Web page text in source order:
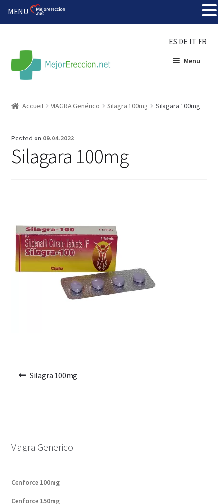
ES DE IT FR
Menu
Organiser une fête
Solution bon marché
Faire la fête
Comment choisir?
Base de données de produits
Vérifiez le statut de votre Commande
Panier
Conditions
Accueil VIAGRA Genérico Silagra 100mg Silagara 100mg
Posted on 09.04.2023
Silagara 100mg
Silagra 100mg
Viagra Generico
Cenforce 100mg
Cenforce 150mg
MENU